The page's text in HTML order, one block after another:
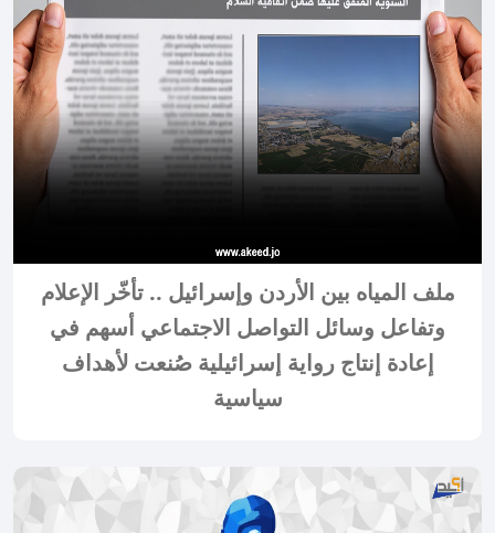
ملف المياه بين الأردن وإسرائيل .. تأخّر الإعلام
وتفاعل وسائل التواصل الاجتماعي أسهم في
إعادة إنتاج رواية إسرائيلية صُنعت لأهداف
سياسية